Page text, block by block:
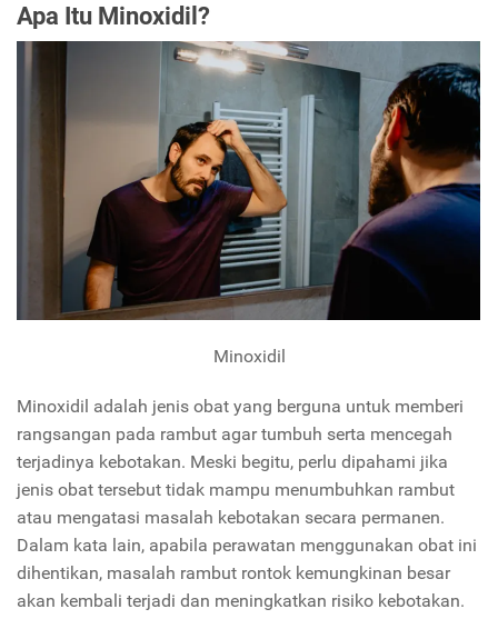
Apa Itu Minoxidil?
Minoxidil
Minoxidil adalah jenis obat yang berguna untuk memberi
rangsangan pada rambut agar tumbuh serta mencegah
terjadinya kebotakan. Meski begitu, perlu dipahami jika
jenis obat tersebut tidak mampu menumbuhkan rambut
atau mengatasi masalah kebotakan secara permanen.
Dalam kata lain, apabila perawatan menggunakan obat ini
dihentikan, masalah rambut rontok kemungkinan besar
akan kembali terjadi dan meningkatkan risiko kebotakan.